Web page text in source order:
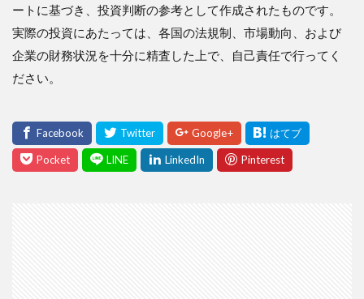
ートに基づき、投資判断の参考として作成されたものです。
実際の投資にあたっては、各国の法規制、市場動向、および
企業の財務状況を十分に精査した上で、自己責任で行ってく
ださい。